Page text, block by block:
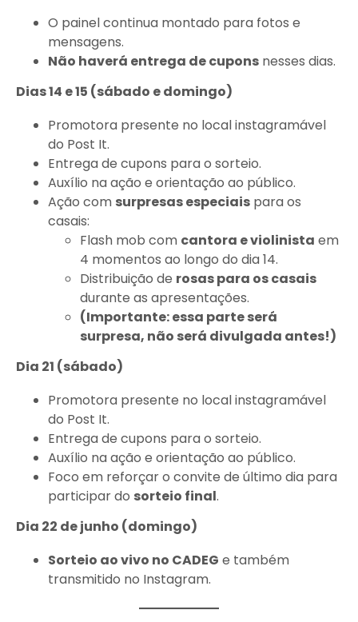
O painel continua montado para fotos e
mensagens.
Não haverá entrega de cupons nesses dias.
Dias 14 e 15 (sábado e domingo)
Promotora presente no local instagramável
do Post It.
Entrega de cupons para o sorteio.
Auxílio na ação e orientação ao público.
Ação com surpresas especiais para os
casais:
Flash mob com cantora e violinista em
4 momentos ao longo do dia 14.
Distribuição de rosas para os casais
durante as apresentações.
(Importante: essa parte será
surpresa, não será divulgada antes!)
Dia 21 (sábado)
Promotora presente no local instagramável
do Post It.
Entrega de cupons para o sorteio.
Auxílio na ação e orientação ao público.
Foco em reforçar o convite de último dia para
participar do sorteio final.
Dia 22 de junho (domingo)
Sorteio ao vivo no CADEG e também
transmitido no Instagram.